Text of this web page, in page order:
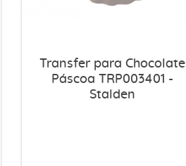
Transfer para Chocolate
Páscoa TRP003401 -
Stalden